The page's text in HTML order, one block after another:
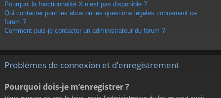
Pourquoi la fonctionnalité X n’est pas disponible ?
Qui contacter pour les abus ou les questions légales concernant ce
forum ?
Comment puis-je contacter un administrateur du forum ?
Problèmes de connexion et d’enregistrement
Pourquoi dois-je m’enregistrer ?